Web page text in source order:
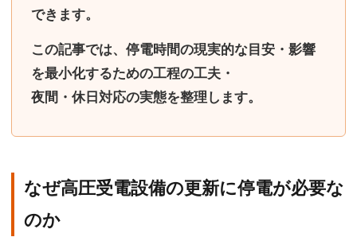
できます。
この記事では、停電時間の現実的な目安・影響
を最小化するための工程の工夫・
夜間・休日対応の実態を整理します。
なぜ高圧受電設備の更新に停電が必要な
のか